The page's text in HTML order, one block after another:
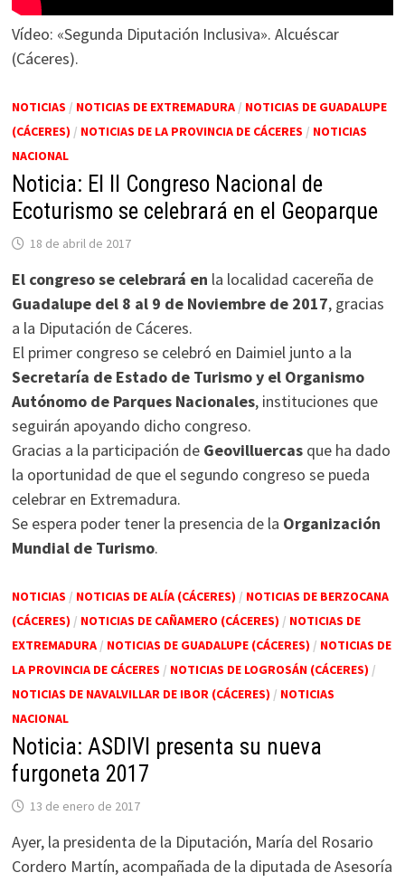
Vídeo: «Segunda Diputación Inclusiva». Alcuéscar
(Cáceres).
NOTICIAS / NOTICIAS DE EXTREMADURA/ NOTICIAS DE GUADALUPE
(CÁCERES) / NOTICIAS DE LA PROVINCIA DE CÁCERES / NOTICIAS
NACIONAL
Noticia: El II Congreso Nacional de
Ecoturismo se celebrará en el Geoparque
18 de abril de 2017
El congreso se celebrará en la localidad cacereña de
Guadalupe del 8 al 9 de Noviembre de 2017, gracias
a la Diputación de Cáceres.
El primer congreso se celebró en Daimiel junto a la
Secretaría de Estado de Turismo y el Organismo
Autónomo de Parques Nacionales, instituciones que
seguirán apoyando dicho congreso.
Gracias a la participación de Geovilluercasque ha dado
la oportunidad de que el segundo congreso se pueda
celebrar en Extremadura.
Se espera poder tener la presencia de la Organización
Mundial de Turismo.
NOTICIAS / NOTICIAS DE ALÍA (CÁCERES) / NOTICIAS DE BERZOCANA
(CÁCERES) / NOTICIAS DE CAÑAMERO (CÁCERES) / NOTICIAS DE
EXTREMADURA/ NOTICIAS DE GUADALUPE (CÁCERES) / NOTICIAS DE
LA PROVINCIA DE CÁCERES / NOTICIAS DE LOGROSÁN (CÁCERES) /
NOTICIAS DE NAVALVILLAR DE IBOR (CÁCERES) / NOTICIAS
NACIONAL
Noticia: ASDIVI presenta su nueva
furgoneta 2017
13 de enero de 2017
Ayer, la presidenta de la Diputación, María del Rosario
Cordero Martín, acompañada de la diputada de Asesoría